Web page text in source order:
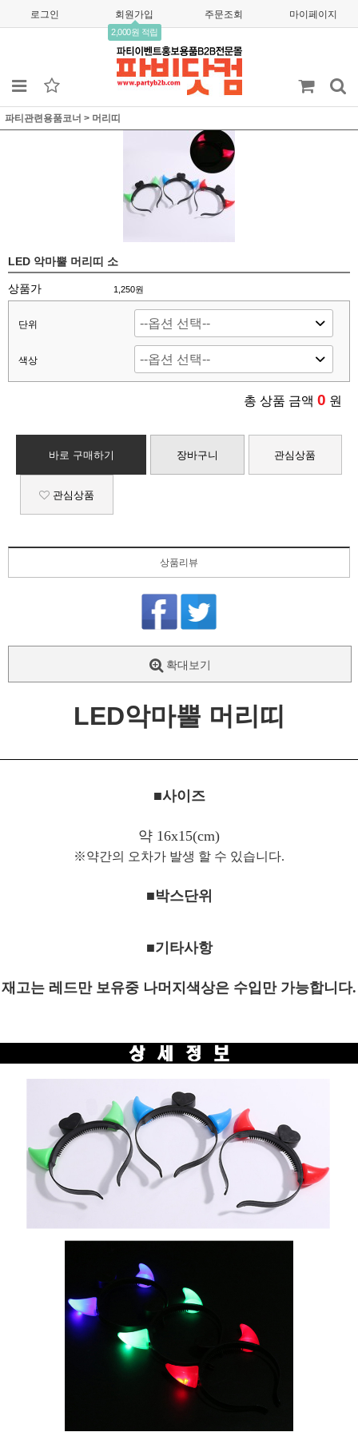
로그인 회원가입
2,000원 적립
주문조회 마이페이지
파티관련용품코너 > 머리띠
LED 악마뿔 머리띠 소
상품가 1,250원
단위
색상
총 상품 금액 0 원
바로 구매하기 장바구니 관심상품
관심상품
상품리뷰
확대보기
LED악마뿔 머리띠
■사이즈
약 16x15(cm)
※약간의 오차가 발생 할 수 있습니다.
■박스단위
■기타사항
재고는 레드만 보유중 나머지색상은 수입만 가능합니다.